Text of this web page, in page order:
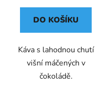
DO KOŠÍKU
Káva s lahodnou chutí
višní máčených v
čokoládě.